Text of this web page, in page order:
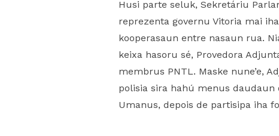
Husi parte seluk, Sekretáriu
reprezenta governu Vitoria mai
kooperasaun entre nasaun rua.
keixa hasoru sé, Provedora
membrus PNTL. Maske nune’e,
polisia sira hahú menus daudaun
Umanus, depois de partisipa iha